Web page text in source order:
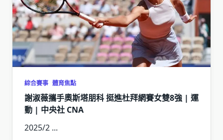
綜合賽事 體育焦點
謝淑薇攜手奧斯塔朋科 挺進杜拜網賽女雙8強 | 運
動 | 中央社 CNA
2025/2 ...